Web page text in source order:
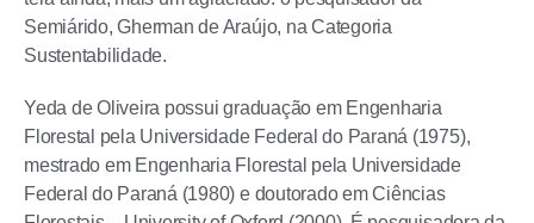
Semiárido, Gherman de Araújo, na Categoria
Sustentabilidade.
Yeda de Oliveira possui graduação em Engenharia
Florestal pela Universidade Federal do Paraná (1975),
mestrado em Engenharia Florestal pela Universidade
Federal do Paraná (1980) e doutorado em Ciências